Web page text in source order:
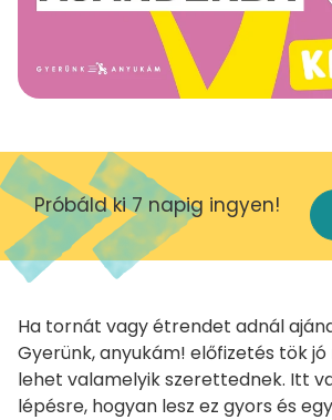
Próbáld ki 7 napig ingyen!
Ha tornát vagy étrendet adnál
Gyerünk, anyukám! előfizetés tök
lehet valamelyik szerettednek. Itt
lépésre, hogyan lesz ez gyors és